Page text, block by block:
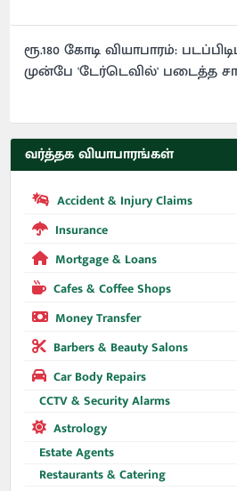
ரூ.180 கோடி வியாபாரம்:
முன்பே 'டேர்டெவில்' படைத்த
வர்த்தக வியாபாரங்கள்
Accident & Injury Claims
Insurance
Mortgage & Loans
Cafes & Coffee Shops
Money Transfer
Barbers & Beauty Salons
Car Body Repairs
CCTV & Security Alarms
Astrology
Estate Agents
Restaurants & Catering